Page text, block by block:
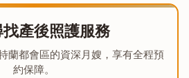
產後照護服務
蘭都會區的資深月嫂，享有全程預
約保障。